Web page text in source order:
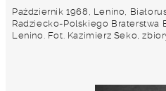
Październik 1968, Lenino,
Radziecko-Polskiego Braterstwa
Lenino. Fot. Kazimierz Seko,